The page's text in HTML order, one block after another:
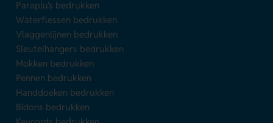
Paraplu's bedrukken
Waterflessen bedrukken
Vlaggenlijnen bedrukken
Sleutelhangers bedrukken
Mokken bedrukken
Pennen bedrukken
Handdoeken bedrukken
Bidons bedrukken